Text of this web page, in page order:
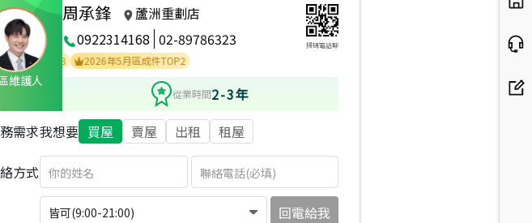
維護人
周承鋒
蘆洲重劃店
0922314168 02-89786323 掃碼電話聊
TOP3 2026年5月區成件TOP2
從業時間2-3年
需求我想要 買屋 賣屋 出租 租屋
方式
皆可(9:00-21:00) 回電給我